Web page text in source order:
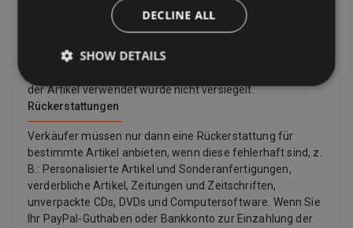
Dies gilt für alle Produkte mit Ausnahme von digitalen
Artikeln (z. B. digitaler Musik), die Ihnen sofort mit Ihrer
andere Artikel wie Video, DVD, Audio, Videospiele, Sex- und
der Artikel verwendet wurde nicht versiegelt.
Rückerstattungen
Verkäufer müssen nur dann eine Rückerstattung für
bestimmte Artikel anbieten, wenn diese fehlerhaft sind, z.
B.: Personalisierte Artikel und Sonderanfertigungen,
verderbliche Artikel, Zeitungen und Zeitschriften,
unverpackte CDs, DVDs und Computersoftware. Wenn Sie
Ihr PayPal-Guthaben oder Bankkonto zur Einzahlung der
DECLINE ALL
SHOW DETAILS